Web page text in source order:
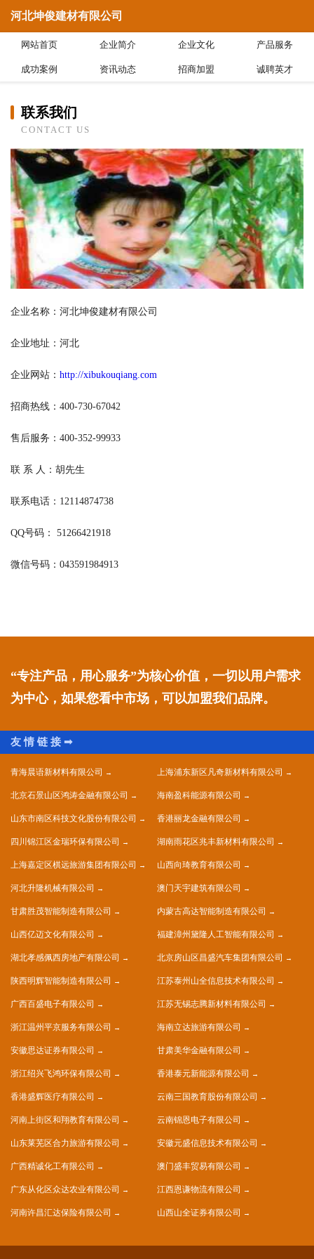
河北坤俊建材有限公司
网站首页 企业简介 企业文化 产品服务
成功案例 资讯动态 招商加盟 诚聘英才
联系我们
CONTACT US
企业名称：河北坤俊建材有限公司
企业地址：河北
企业网站： http://xibukouqiang.com
招商热线：400-730-67042
售后服务：400-352-99933
联 系 人：胡先生
联系电话：12114874738
QQ号码： 51266421918
微信号码：043591984913
“专注产品，用心服务”为核心价值，一切以用户需求
为中心，如果您看中市场，可以加盟我们品牌。
青海晨语新材料有限公司 上海浦东新区凡奇新材料有限公司
北京石景山区鸿涛金融有限公司 海南盈科能源有限公司
山东市南区科技文化股份有限公司 香港丽龙金融有限公司
四川锦江区金瑞环保有限公司 湖南雨花区兆丰新材料有限公司
上海嘉定区棋远旅游集团有限公司 山西向琦教育有限公司
河北升隆机械有限公司 澳门天宇建筑有限公司
甘肃胜茂智能制造有限公司 内蒙古高达智能制造有限公司
山西亿迈文化有限公司 福建漳州黛隆人工智能有限公司
湖北孝感佩西房地产有限公司 北京房山区昌盛汽车集团有限公司
陕西明辉智能制造有限公司 江苏泰州山全信息技术有限公司
广西百盛电子有限公司 江苏无锡志腾新材料有限公司
浙江温州平京服务有限公司 海南立达旅游有限公司
安徽思达证券有限公司 甘肃美华金融有限公司
浙江绍兴飞鸿环保有限公司 香港泰元新能源有限公司
香港盛辉医疗有限公司 云南三国教育股份有限公司
河南上街区和翔教育有限公司 云南锦恩电子有限公司
山东莱芜区合力旅游有限公司 安徽元盛信息技术有限公司
广西精诚化工有限公司 澳门盛丰贸易有限公司
广东从化区众达农业有限公司 江西恩谦物流有限公司
河南许昌汇达保险有限公司 山西山全证券有限公司